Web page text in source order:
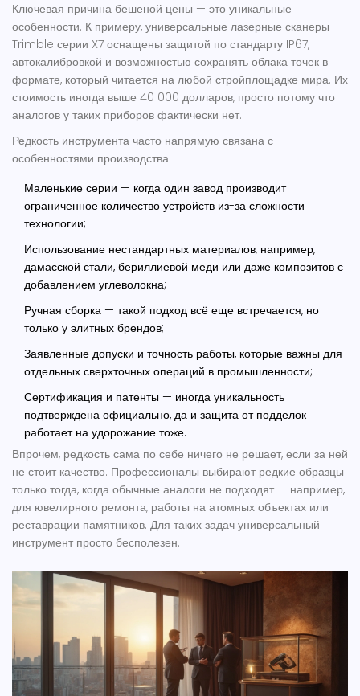
Ключевая причина бешеной цены — это уникальные
особенности. К примеру, универсальные лазерные сканеры
Trimble серии X7 оснащены защитой по стандарту IP67,
автокалибровкой и возможностью сохранять облака точек в
формате, который читается на любой стройплощадке мира. Их
стоимость иногда выше 40 000 долларов, просто потому что
аналогов у таких приборов фактически нет.
Редкость инструмента часто напрямую связана с
особенностями производства:
Маленькие серии — когда один завод производит
ограниченное количество устройств из-за сложности
технологии;
Использование нестандартных материалов, например,
дамасской стали, бериллиевой меди или даже композитов с
добавлением углеволокна;
Ручная сборка — такой подход всё еще встречается, но
только у элитных брендов;
Заявленные допуски и точность работы, которые важны для
отдельных сверхточных операций в промышленности;
Сертификация и патенты — иногда уникальность
подтверждена официально, да и защита от подделок
работает на удорожание тоже.
Впрочем, редкость сама по себе ничего не решает, если за ней
не стоит качество. Профессионалы выбирают редкие образцы
только тогда, когда обычные аналоги не подходят — например,
для ювелирного ремонта, работы на атомных объектах или
реставрации памятников. Для таких задач универсальный
инструмент просто бесполезен.